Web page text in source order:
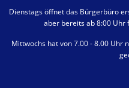
Dienstags öffnet das Bürgerbüro
aber bereits ab 8:00 Uhr
Mittwochs hat von 7.00 - 8.00 Uhr